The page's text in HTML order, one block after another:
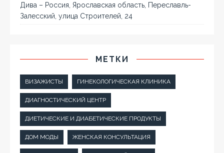
Дива – Россия, Ярославская область, Переславль-
Залесский, улица Строителей, 24
МЕТКИ
ВИЗАЖИСТЫ ГИНЕКОЛОГИЧЕСКАЯ КЛИНИКА
ДИАГНОСТИЧЕСКИЙ ЦЕНТР
ДИЕТИЧЕСКИЕ И ДИАБЕТИЧЕСКИЕ ПРОДУКТЫ
ДОМ МОДЫ ЖЕНСКАЯ КОНСУЛЬТАЦИЯ